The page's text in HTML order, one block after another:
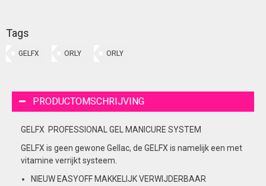
Tags
GELFX ORLY ORLY
PRODUCTOMSCHRIJVING
GELFX PROFESS ONALGEL MANICURE SYSTEM
GELFX is geen gewone Gellac, de GELFX is namelijk een met
vitamine verrijkt systeem.
NIEUW EASYOFF MAKKELIJK VERWIJDERBAAR